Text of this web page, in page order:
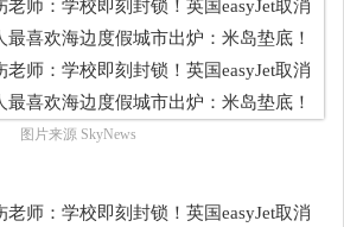
图片来源 SkyNews